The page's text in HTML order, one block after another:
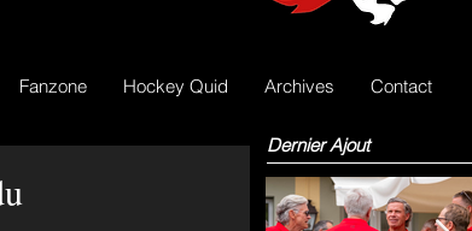
Fanzone Hockey Quid Archives Contact
Dernier Ajout